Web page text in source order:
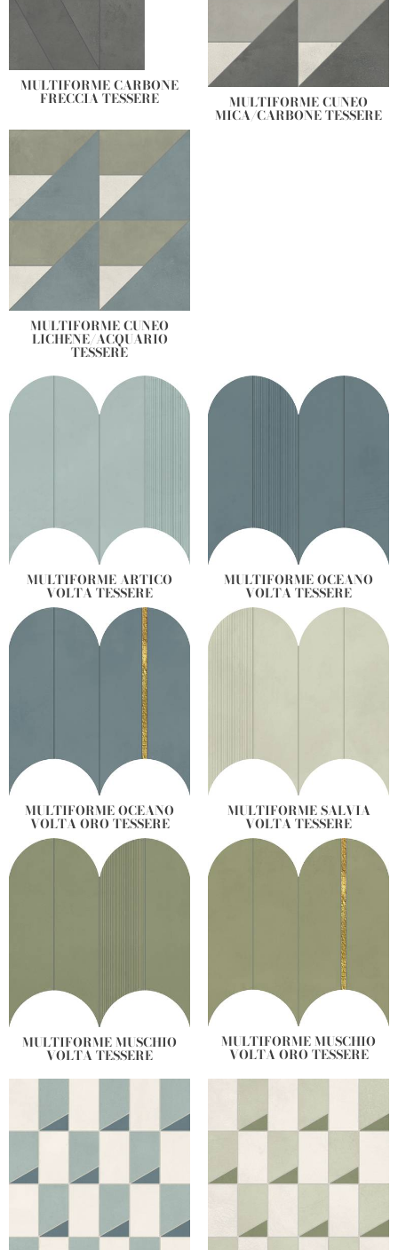
MULTIFORME CARBONE
FRECCIA TESSERE MULTIFORME CUNEO
MICA/CARBONE TESSERE
MULTIFORME CUNEO
LICHENE/ACQUARIO
TESSERE
MULTIFORME ARTICO
VOLTA TESSERE
MULTIFORME OCEANO
VOLTA TESSERE
MULTIFORME OCEANO
VOLTA ORO TESSERE
MULTIFORME SALVIA
VOLTA TESSERE
MULTIFORME MUSCHIO
VOLTA TESSERE
MULTIFORME MUSCHIO
VOLTA ORO TESSERE